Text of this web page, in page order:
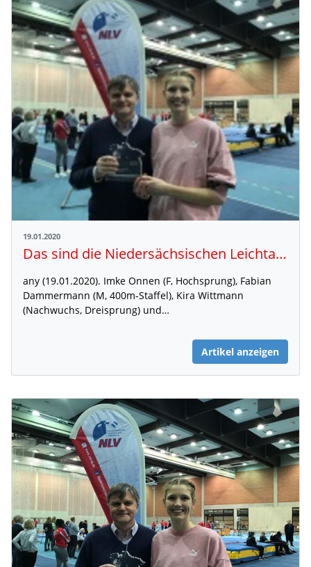
19.01.2020
Das sind die Niedersächsischen Leichtathleten des Jahres 2019
any (19.01.2020). Imke Onnen (F, Hochsprung), Fabian
Dammermann (M, 400m-Staffel), Kira Wittmann
(Nachwuchs, Dreisprung) und…
Artikel anzeigen